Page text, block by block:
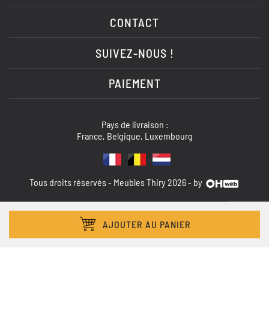
AJOUTER AU PANIER
CONTACT
SUIVEZ-NOUS !
PAIEMENT
Pays de livraison :
France, Belgique, Luxembourg
Tous droits réservés - Meubles Thiry 2026 - by